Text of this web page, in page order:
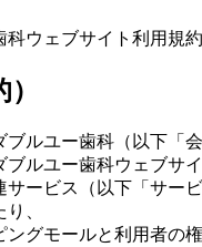
科ウェブサイト利用規約
ルユー歯科（以下「
ブルユー歯科ウェブサ
サービス（以下「サー
、
グモールと利用者の権